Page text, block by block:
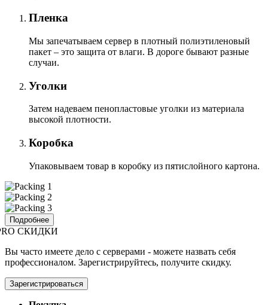
Пленка
Мы запечатываем сервер в плотный полиэтиленовый
пакет – это защита от влаги. В дороге бывают разные
случаи.
Уголки
Затем надеваем пенопластовые уголки из материала
высокой плотности.
Коробка
Упаковываем товар в коробку из пятислойного картона.
Подробнее
СКИДКИ
Вы часто имеете дело с серверами - можете назвать себя
профессионалом. Зарегистрируйтесь, получите скидку.
Зарегистрироваться